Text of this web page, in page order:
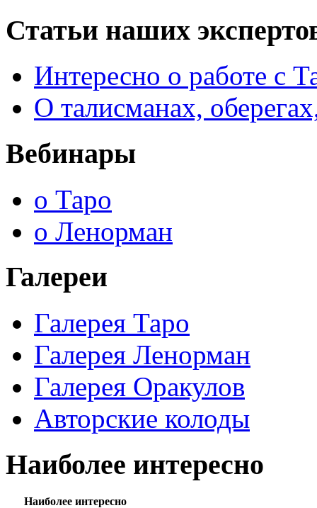
Статьи наших
Интересно о работе с
О талисманах,
Вебинары
о Таро
о Ленорман
Галереи
Галерея Таро
Галерея Ленорман
Галерея Оракулов
Авторские колоды
Наиболее интересно
Наиболее интересно